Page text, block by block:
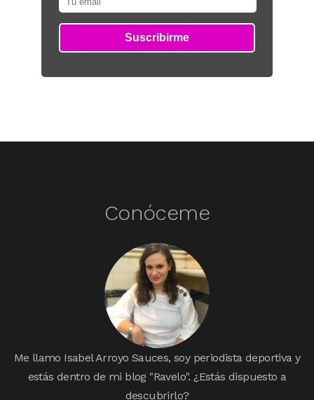
Conóceme
Me llamo Isabel Arroyo Sauces, soy periodista deportiva y
estás dentro de mi blog "Ravelo". ¿Estás dispuesto a
descubrirlo?